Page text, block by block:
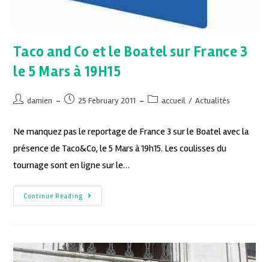
Taco and Co et le Boatel sur France 3
le 5 Mars à 19H15
damien 25 February 2011 accueil / Actualités
Ne manquez pas le reportage de France 3 sur le Boatel avec la
présence de Taco&Co, le 5 Mars à 19h15. Les coulisses du
tournage sont en ligne sur le…
Continue Reading